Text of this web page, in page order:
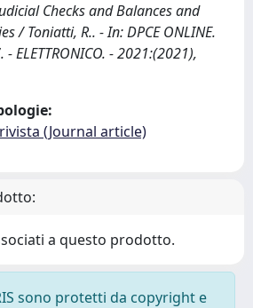
Checks and Balances and
/ Toniatti, R.. - In: DPCE ONLINE.
ELETTRONICO. - 2021:(2021),
(Journal article)
a questo prodotto.
sono protetti da copyright e